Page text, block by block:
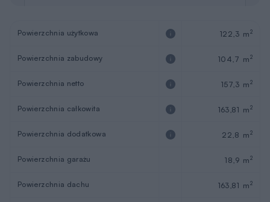
Powierzchnia użytkowa 122,3 m2
Powierzchnia zabudowy 104,7 m2
Powierzchnia netto 157,3 m2
Powierzchnia całkowita 163,81 m2
Powierzchnia dodatkowa 22,8 m2
Powierzchnia garażu 18,9 m2
Powierzchnia dachu 163,81 m2